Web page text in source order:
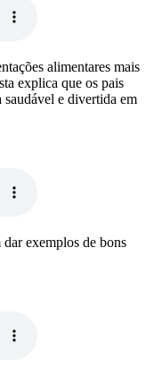
alimentares mais
explica que os pais
saudável e divertida em
exemplos de bons